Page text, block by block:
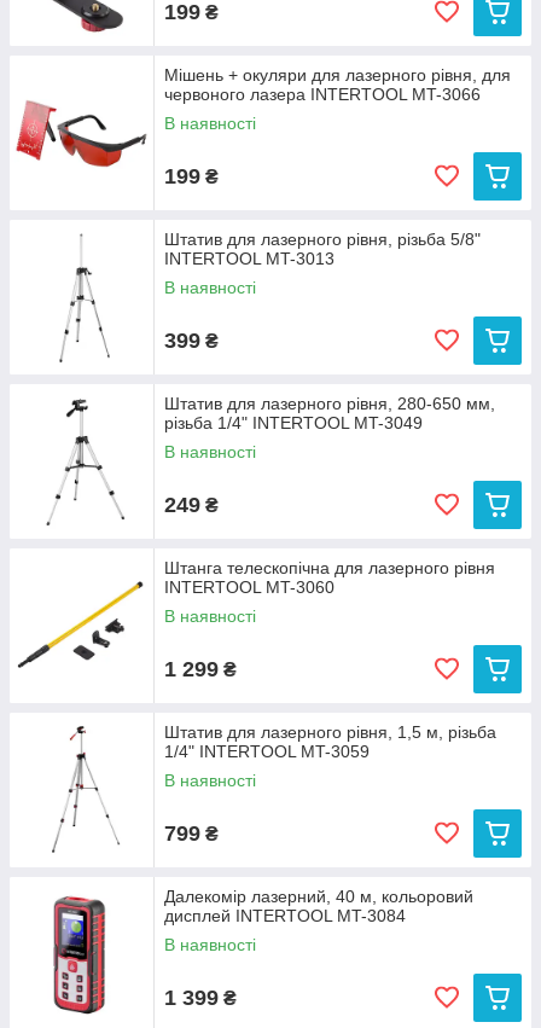
199 ₴
Мішень + окуляри для лазерного рівня, для
червоного лазера INTERTOOL MT-3066
В наявності
199 ₴
Штатив для лазерного рівня, різьба 5/8"
INTERTOOL MT-3013
В наявності
399 ₴
Штатив для лазерного рівня, 280-650 мм,
різьба 1/4" INTERTOOL MT-3049
В наявності
249 ₴
Штанга телескопічна для лазерного рівня
INTERTOOL MT-3060
В наявності
1 299 ₴
Штатив для лазерного рівня, 1,5 м, різьба
1/4" INTERTOOL MT-3059
В наявності
799 ₴
Далекомір лазерний, 40 м, кольоровий
дисплей INTERTOOL MT-3084
В наявності
1 399 ₴